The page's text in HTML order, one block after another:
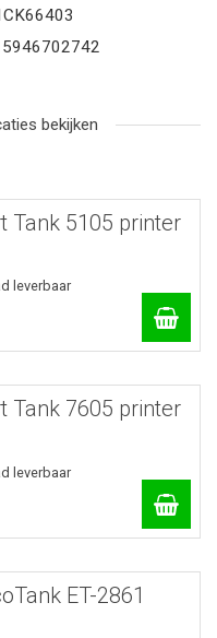
bekijken
Tank 5105 printer
leverbaar
Tank 7605 printer
leverbaar
ET-2861